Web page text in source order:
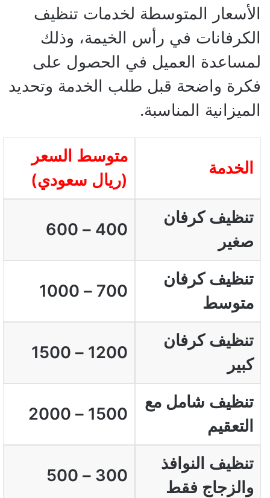
الأسعار المتوسطة لخدمات تنظيف
الكرفانات في رأس الخيمة، وذلك
لمساعدة العميل في الحصول على
فكرة واضحة قبل طلب الخدمة وتحديد
الميزانية المناسبة.
الخدمة
متوسط السعر
(ريال سعودي)
تنظيف كرفان
صغير
400 – 600
تنظيف كرفان
متوسط
700 – 1000
تنظيف كرفان
كبير
1200 – 1500
تنظيف شامل مع
التعقيم
1500 – 2000
تنظيف النوافذ
والزجاج فقط
300 – 500